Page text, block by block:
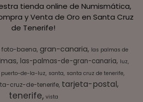
tienda online de Numismática,
y Venta de Oro en Santa Cruz
de Tenerife!
foto-baena gran-canaria las palmas de
las-palmas-de-gran-canaria luz
puerto-de-la-luz santa santa cruz de tenerife
cruz-de-tenerife tarjeta-postal
tenerife vista